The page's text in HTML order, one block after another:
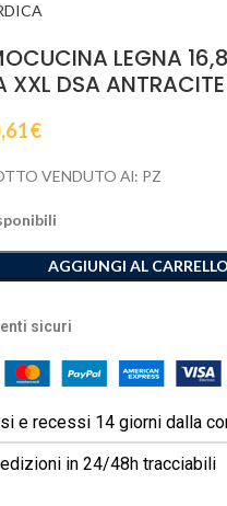
LEGNA
XXL DSA
€
VENDUTO Al: PZ
AGGIUNGI AL CARRELLO
sicuri
e recessi 14 giorni dalla
in 24/48h tracciabili